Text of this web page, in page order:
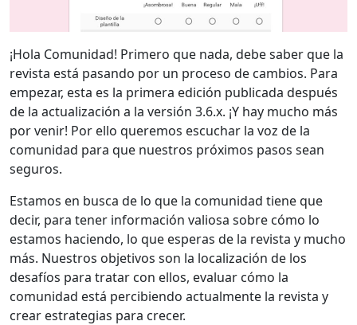
¡Hola Comunidad! Primero que nada, debe saber que la
revista está pasando por un proceso de cambios. Para
empezar, esta es la primera edición publicada después
de la actualización a la versión 3.6.x. ¡Y hay mucho más
por venir! Por ello queremos escuchar la voz de la
comunidad para que nuestros próximos pasos sean
seguros.
Estamos en busca de lo que la comunidad tiene que
decir, para tener información valiosa sobre cómo lo
estamos haciendo, lo que esperas de la revista y mucho
más. Nuestros objetivos son la localización de los
desafíos para tratar con ellos, evaluar cómo la
comunidad está percibiendo actualmente la revista y
crear estrategias para crecer.